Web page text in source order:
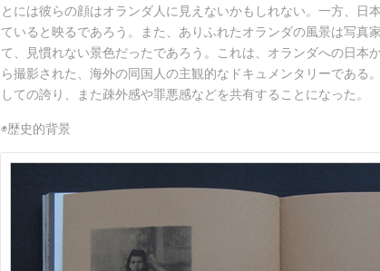
とには彼らの顔はオランダ人に見えないかもしれない。一方、日
ていると映るであろう。また、ありふれたオランダの風景は写真
て、見慣れない景色だったであろう。これは、オランダへの日本
ら撮影された、海外の同国人の主観的なドキュメンタリーである
しての誇り、また疎外感や罪悪感などを共有することになった。
◉歴史的背景